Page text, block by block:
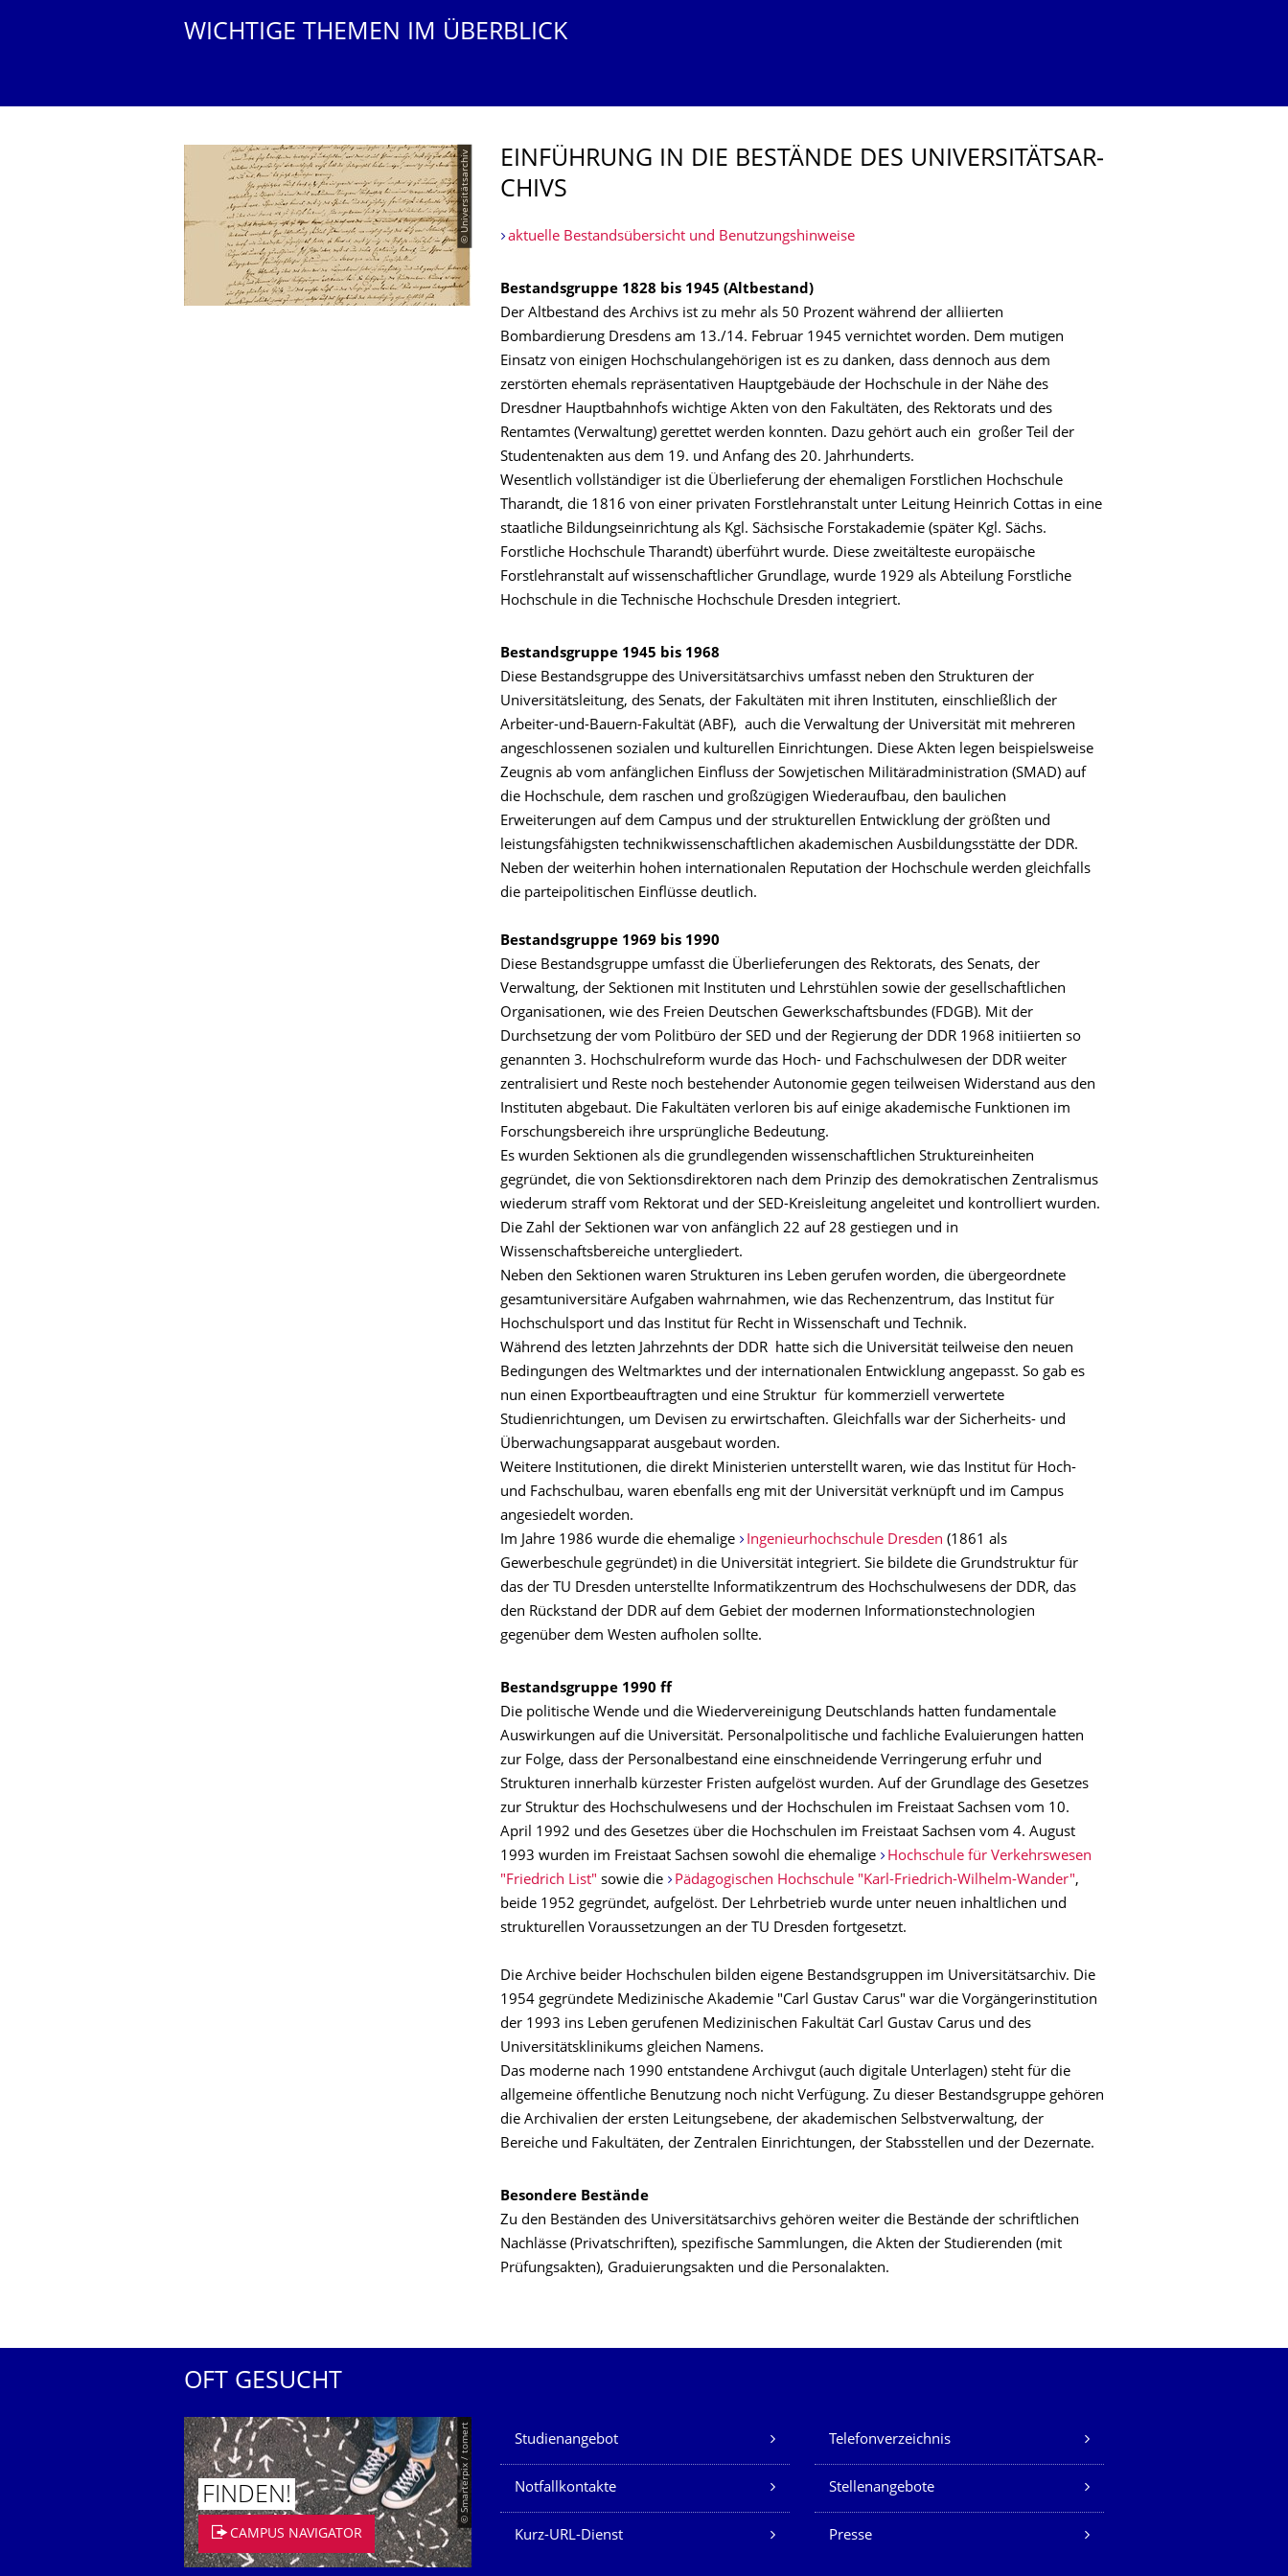
WICHTIGE THEMEN IM ÜBERBLICK
© Universitätsarchiv
EINFÜHRUNG IN DIE BESTÄNDE DES UNIVERSITÄTSAR­
CHIVS
aktuelle Bestandsübersicht und Benutzungshinweise
Bestandsgruppe 1828 bis 1945 (Altbestand)
Der Altbestand des Archivs ist zu mehr als 50 Prozent während der alliierten
Bombardierung Dresdens am 13./14. Februar 1945 vernichtet worden. Dem mutigen
Einsatz von einigen Hochschulangehörigen ist es zu danken, dass dennoch aus dem
zerstörten ehemals repräsentativen Hauptgebäude der Hochschule in der Nähe des
Dresdner Hauptbahnhofs wichtige Akten von den Fakultäten, des Rektorats und des
Rentamtes (Verwaltung) gerettet werden konnten. Dazu gehört auch ein großer Teil der
Studentenakten aus dem 19. und Anfang des 20. Jahrhunderts.
Wesentlich vollständiger ist die Überlieferung der ehemaligen Forstlichen Hochschule
Tharandt, die 1816 von einer privaten Forstlehranstalt unter Leitung Heinrich Cottas in eine
staatliche Bildungseinrichtung als Kgl. Sächsische Forstakademie (später Kgl. Sächs.
Forstliche Hochschule Tharandt) überführt wurde. Diese zweitälteste europäische
Forstlehranstalt auf wissenschaftlicher Grundlage, wurde 1929 als Abteilung Forstliche
Hochschule in die Technische Hochschule Dresden integriert.
Bestandsgruppe 1945 bis 1968
Diese Bestandsgruppe des Universitätsarchivs umfasst neben den Strukturen der
Universitätsleitung, des Senats, der Fakultäten mit ihren Instituten, einschließlich der
Arbeiter-und-Bauern-Fakultät (ABF), auch die Verwaltung der Universität mit mehreren
angeschlossenen sozialen und kulturellen Einrichtungen. Diese Akten legen beispielsweise
Zeugnis ab vom anfänglichen Einfluss der Sowjetischen Militäradministration (SMAD) auf
die Hochschule, dem raschen und großzügigen Wiederaufbau, den baulichen
Erweiterungen auf dem Campus und der strukturellen Entwicklung der größten und
leistungsfähigsten technikwissenschaftlichen akademischen Ausbildungsstätte der DDR.
Neben der weiterhin hohen internationalen Reputation der Hochschule werden gleichfalls
die parteipolitischen Einflüsse deutlich.
Bestandsgruppe 1969 bis 1990
Diese Bestandsgruppe umfasst die Überlieferungen des Rektorats, des Senats, der
Verwaltung, der Sektionen mit Instituten und Lehrstühlen sowie der gesellschaftlichen
Organisationen, wie des Freien Deutschen Gewerkschaftsbundes (FDGB). Mit der
Durchsetzung der vom Politbüro der SED und der Regierung der DDR 1968 initiierten so
genannten 3. Hochschulreform wurde das Hoch- und Fachschulwesen der DDR weiter
zentralisiert und Reste noch bestehender Autonomie gegen teilweisen Widerstand aus den
Instituten abgebaut. Die Fakultäten verloren bis auf einige akademische Funktionen im
Forschungsbereich ihre ursprüngliche Bedeutung.
Es wurden Sektionen als die grundlegenden wissenschaftlichen Struktureinheiten
gegründet, die von Sektionsdirektoren nach dem Prinzip des demokratischen Zentralismus
wiederum straff vom Rektorat und der SED-Kreisleitung angeleitet und kontrolliert wurden.
Die Zahl der Sektionen war von anfänglich 22 auf 28 gestiegen und in
Wissenschaftsbereiche untergliedert.
Neben den Sektionen waren Strukturen ins Leben gerufen worden, die übergeordnete
gesamtuniversitäre Aufgaben wahrnahmen, wie das Rechenzentrum, das Institut für
Hochschulsport und das Institut für Recht in Wissenschaft und Technik.
Während des letzten Jahrzehnts der DDR hatte sich die Universität teilweise den neuen
Bedingungen des Weltmarktes und der internationalen Entwicklung angepasst. So gab es
nun einen Exportbeauftragten und eine Struktur für kommerziell verwertete
Studienrichtungen, um Devisen zu erwirtschaften. Gleichfalls war der Sicherheits- und
Überwachungsapparat ausgebaut worden.
Weitere Institutionen, die direkt Ministerien unterstellt waren, wie das Institut für Hoch-
und Fachschulbau, waren ebenfalls eng mit der Universität verknüpft und im Campus
angesiedelt worden.
Im Jahre 1986 wurde die ehemalige
Ingenieurhochschule Dresden (1861 als
Gewerbeschule gegründet) in die Universität integriert. Sie bildete die Grundstruktur für
das der TU Dresden unterstellte Informatikzentrum des Hochschulwesens der DDR, das
den Rückstand der DDR auf dem Gebiet der modernen Informationstechnologien
gegenüber dem Westen aufholen sollte.
Bestandsgruppe 1990 ff
Die politische Wende und die Wiedervereinigung Deutschlands hatten fundamentale
Auswirkungen auf die Universität. Personalpolitische und fachliche Evaluierungen hatten
zur Folge, dass der Personalbestand eine einschneidende Verringerung erfuhr und
Strukturen innerhalb kürzester Fristen aufgelöst wurden. Auf der Grundlage des Gesetzes
zur Struktur des Hochschulwesens und der Hochschulen im Freistaat Sachsen vom 10.
April 1992 und des Gesetzes über die Hochschulen im Freistaat Sachsen vom 4. August
1993 wurden im Freistaat Sachsen sowohl die ehemalige
Hochschule für Verkehrswesen
"Friedrich List" sowie die Pädagogischen Hochschule "Karl-Friedrich-Wilhelm-Wander",
beide 1952 gegründet, aufgelöst. Der Lehrbetrieb wurde unter neuen inhaltlichen und
strukturellen Voraussetzungen an der TU Dresden fortgesetzt.
Die Archive beider Hochschulen bilden eigene Bestandsgruppen im Universitätsarchiv. Die
1954 gegründete Medizinische Akademie "Carl Gustav Carus" war die Vorgängerinstitution
der 1993 ins Leben gerufenen Medizinischen Fakultät Carl Gustav Carus und des
Universitätsklinikums gleichen Namens.
Das moderne nach 1990 entstandene Archivgut (auch digitale Unterlagen) steht für die
allgemeine öffentliche Benutzung noch nicht Verfügung. Zu dieser Bestandsgruppe gehören
die Archivalien der ersten Leitungsebene, der akademischen Selbstverwaltung, der
Bereiche und Fakultäten, der Zentralen Einrichtungen, der Stabsstellen und der Dezernate.
Besondere Bestände
Zu den Beständen des Universitätsarchivs gehören weiter die Bestände der schriftlichen
Nachlässe (Privatschriften), spezifische Sammlungen, die Akten der Studierenden (mit
Prüfungsakten), Graduierungsakten und die Personalakten.
OFT GESUCHT
© Smarterpix / tomert
FINDEN!
CAMPUS NAVIGATOR
Unsere Dienste
Studienangebot Telefonverzeichnis
Notfallkontakte Stellenangebote
Kurz-URL-Dienst Presse